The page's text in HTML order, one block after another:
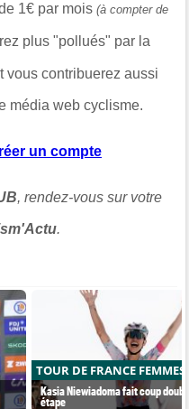
1€ par mois (à compter de
plus "pollués" par la
vous contribuerez aussi
média web cyclisme.
un compte
, rendez-vous sur votre
.
TOUR DE FRANCE FEMMES
Kasia Niewiadoma fait coup
étape